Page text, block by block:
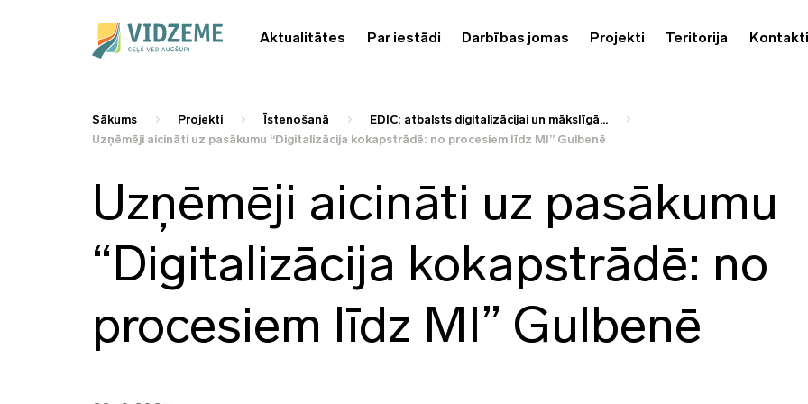
Aktualitātes Par iestādi Darbības jomas Projekti Teritorija Kontakti
Sākums Projekti Īstenošanā
EDIC: atbalsts digitalizācijai un mākslīgā...
Uzņēmēji aicināti uz pasākumu “Digitalizācija kokapstrādē: no procesiem līdz MI” Gulbenē
Uzņēmēji aicināti uz pasākumu
“Digitalizācija kokapstrādē: no
procesiem līdz MI” Gulbenē